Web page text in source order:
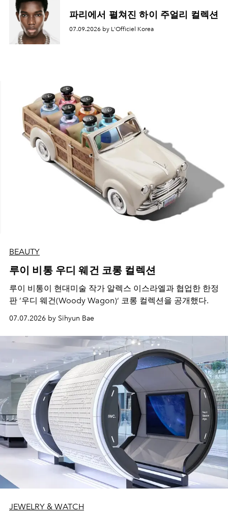
파리에서 펼쳐진 하이 주얼리 컬렉션
07.09.2026 by L'Officiel Korea
BEAUTY
루이 비통 우디 웨건 코롱 컬렉션
루이 비통이 현대미술 작가 알렉스 이스라엘과 협업한 한정
판 ’우디 웨건(Woody Wagon)‘ 코롱 컬렉션을 공개했다.
07.07.2026 by Sihyun Bae
JEWELRY & WATCH